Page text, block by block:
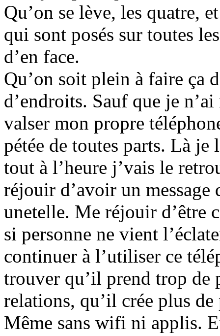
Qu’on se lève, les quatre,
qui sont posés sur toutes
d’en face.
Qu’on soit plein à faire ça
d’endroits. Sauf que je
valser mon propre
pétée de toutes parts. Là je
tout à l’heure j’vais le
réjouir d’avoir un
unetelle. Me réjouir d’être
si personne ne vient
continuer à l’utiliser ce
trouver qu’il prend trop de
relations, qu’il crée plus
Même sans wifi ni applis.